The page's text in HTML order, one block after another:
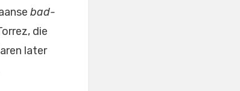
bad-
die
later